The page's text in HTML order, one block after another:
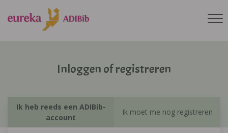
Inloggen of registreren
Ik heb reeds een ADIBib-
account
Ik moet me nog registreren